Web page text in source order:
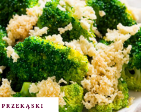
PRZEKĄSKI